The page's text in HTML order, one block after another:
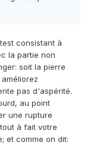
consistant à
la partie non
soit la pierre
pas d'aspérité.
au point
une rupture
à fait votre
et comme on dit: